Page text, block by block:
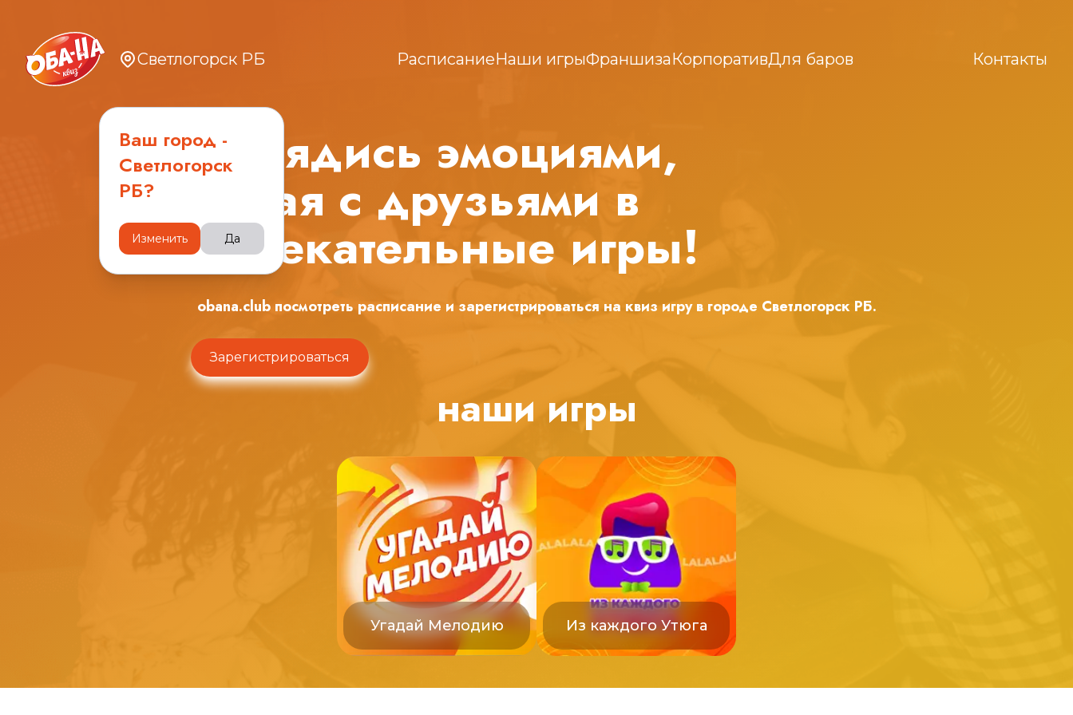
Светлогорск РБ
Ваш город -
Светлогорск
РБ?
Изменить Да
РасписаниеНаши игрыФраншизаКорпоративДля баров Контакты
Зарядись эмоциями,
играя с друзьями в
увлекательные игры!
obana.club посмотреть расписание и зарегистрироваться на квиз игру в городе Светлогорск РБ.
Зарегистрироваться
наши игры
Угадай Мелодию Из каждого Утюга